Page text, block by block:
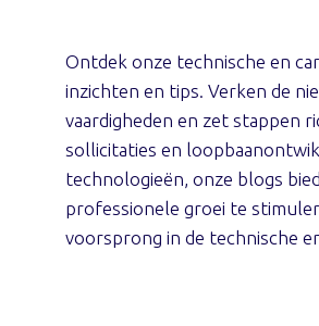
Ontdek onze technische en
inzichten en tips. Verken de
vaardigheden en zet stappen
sollicitaties en
technologieën, onze blogs
professionele groei te
voorsprong in de technische